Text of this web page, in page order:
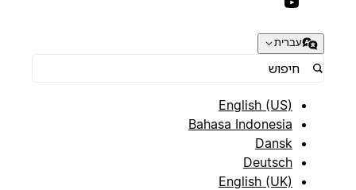
עברית
English (US)
Bahasa Indonesia
Dansk
Deutsch
English (UK)